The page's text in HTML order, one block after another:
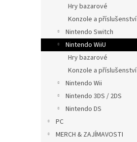
Hry bazarové
Konzole a příslušenství
Nintendo Switch
Nintendo WiiU
Hry bazarové
Konzole a příslušenství
Nintendo Wii
Nintendo 3DS / 2DS
Nintendo DS
PC
MERCH & ZAJÍMAVOSTI